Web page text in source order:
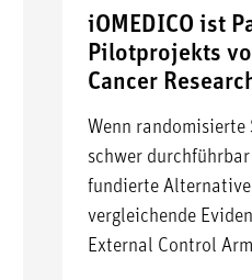
iOMEDICO ist
Pilotprojekts
Cancer
Wenn
schwer
fundierte
vergleichende
External Control